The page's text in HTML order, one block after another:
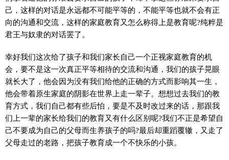
己，这样的对话是永远都不可能平等的，不能平等也就不会有正
向的沟通和交流，这样的家庭教育又怎么称得上是教育呢?纯粹是
君王与奴隶的对话罢了。
幸好我们这次给了孩子和我们家长自己一个正视家庭教育的机
会，要不是这一次真正平等相待的交流和沟通，我们的孩子晃眼
就长大了，他会因为没有我们给他的正确的方式而影响其一生，
他会带着原生家庭的阴影在世界上走一辈子。想想过去我们的教
育方式，我们自己都有些后怕，要是不及时改过来的话，那跟我
们上一辈的家长给我们的教育又有什么区别呢?我们不正是希望自
己不要成为自己的父母而生养孩子的吗?最后却重蹈覆辙，又走了
父母走过的老路，把孩子教育成一个不快乐的小孩。